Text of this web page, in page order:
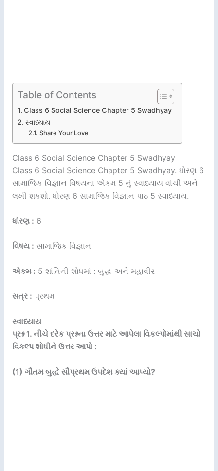
Table of Contents
Class 6 Social Science Chapter 5 Swadhyay
સ્વાધ્યાય
Share Your Love
Class 6 Social Science Chapter 5 Swadhyay
Class 6 Social Science Chapter 5 Swadhyay. ધોરણ 6
સામાજિક વિજ્ઞાન વિષયના એકમ 5 નું સ્વાધ્યાય વાંચી અને
લખી શકશો. ધોરણ 6 સામાજિક વિજ્ઞાન પાઠ 5 સ્વાધ્યાય.
ધોરણ : 6
વિષય : સામાજિક વિજ્ઞાન
એકમ : 5 શાંતિની શોધમાં : બુદ્ધ અને મહાવીર
સત્ર : પ્રથમ
સ્વાધ્યાય
પ્રશ્ન 1. નીચે દરેક પ્રશ્નના ઉત્તર માટે આપેલા વિકલ્પોમાંથી સાચો
વિકલ્પ શોધીને ઉત્તર આપો :
(1) ગૌતમ બુદ્ધે સૌપ્રથમ ઉપદેશ ક્યાં આપ્યો?